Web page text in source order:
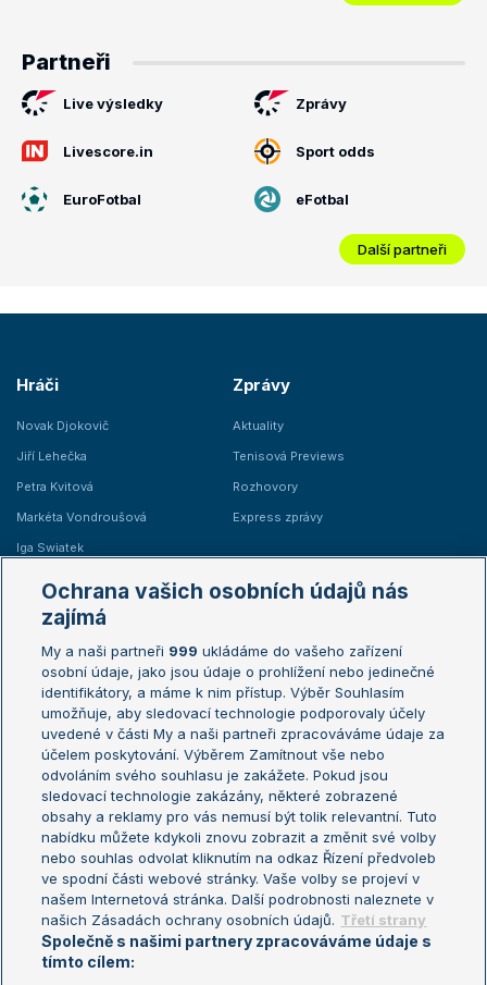
Partneři
Live výsledky Zprávy
Livescore.in Sport odds
EuroFotbal eFotbal
Další partneři
Hráči
Novak Djokovič
Jiří Lehečka
Petra Kvitová
Markéta Vondroušová
Iga Swiatek
Zprávy
Aktuality
Tenisová Previews
Rozhovory
Express zprávy
Žebříčky
Žebříček ATP (muži)
Žebříček WTA (ženy)
Sázkařský žebříček
Australian Open
French Open
Wimbledon
US Open
Turnaj mistrů
Turnaj mistryň
Aktualní trendy
Fotbalové přestupy
Livesport Daily
LS Prague Open
Ochrana vašich osobních údajů nás
zajímá
My a naši partneři 999 ukládáme do vašeho zařízení
osobní údaje, jako jsou údaje o prohlížení nebo jedinečné
identifikátory, a máme k nim přístup. Výběr Souhlasím
umožňuje, aby sledovací technologie podporovaly účely
uvedené v části My a naši partneři zpracováváme údaje za
účelem poskytování. Výběrem Zamítnout vše nebo
odvoláním svého souhlasu je zakážete. Pokud jsou
sledovací technologie zakázány, některé zobrazené
obsahy a reklamy pro vás nemusí být tolik relevantní. Tuto
nabídku můžete kdykoli znovu zobrazit a změnit své volby
nebo souhlas odvolat kliknutím na odkaz Řízení předvoleb
ve spodní části webové stránky. Vaše volby se projeví v
našem Internetová stránka. Další podrobnosti naleznete v
našich Zásadách ochrany osobních údajů. Třetí strany
Společně s našimi partnery zpracováváme údaje s
tímto cílem: